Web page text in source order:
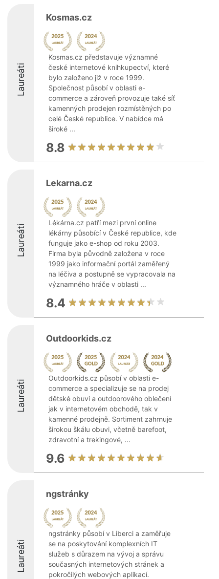
Laureáti
Kosmas.cz
Kosmas.cz představuje významné
české internetové knihkupectví, které
bylo založeno již v roce 1999.
Společnost působí v oblasti e-
commerce a zároveň provozuje také síť
kamenných prodejen rozmístěných po
celé České republice. V nabídce má
široké ...
8.8
Laureáti
Lekarna.cz
Lékárna.cz patří mezi první online
lékárny působící v České republice, kde
funguje jako e-shop od roku 2003.
Firma byla původně založena v roce
1999 jako informační portál zaměřený
na léčiva a postupně se vypracovala na
významného hráče v oblasti ...
8.4
Laureáti
Outdoorkids.cz
Outdoorkids.cz působí v oblasti e-
commerce a specializuje se na prodej
dětské obuvi a outdoorového oblečení
jak v internetovém obchodě, tak v
kamenné prodejně. Sortiment zahrnuje
širokou škálu obuvi, včetně barefoot,
zdravotní a trekingové, ...
9.6
Laureáti
ngstránky
ngstránky působí v Liberci a zaměřuje
se na poskytování komplexních IT
služeb s důrazem na vývoj a správu
současných internetových stránek a
pokročilých webových aplikací.